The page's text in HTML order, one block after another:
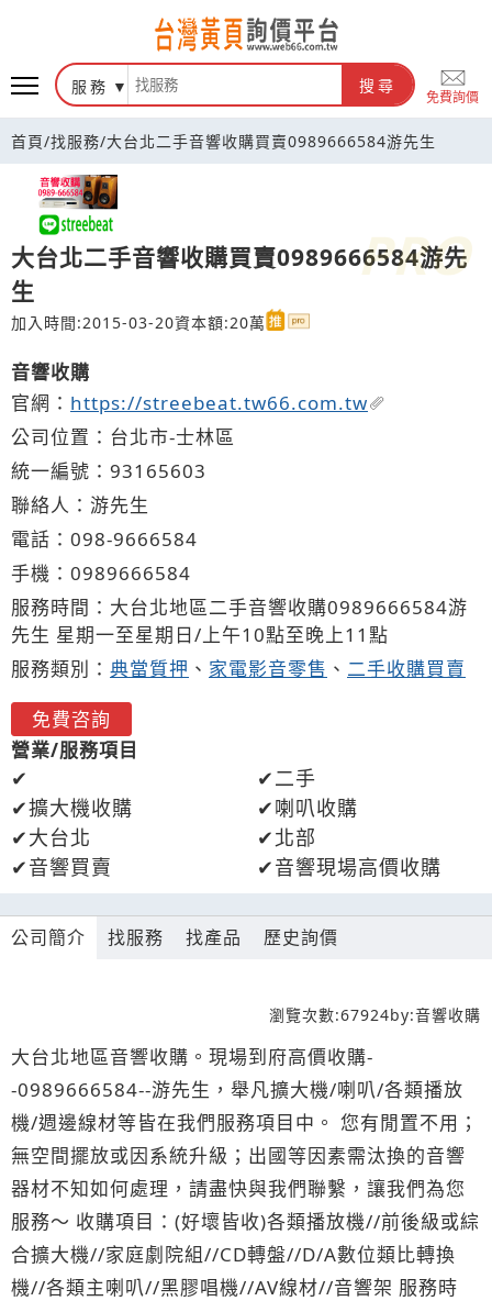
台灣黃頁詢價平台
服務 搜尋
免費詢價
首頁/找服務/大台北二手音響收購買賣0989666584游先生
大台北二手音響收購買賣0989666584游先
生
加入時間:2015-03-20資本額:20萬
音響收購
官網： https://streebeat.tw66.com.tw
公司位置：台北市-士林區
統一編號：93165603
聯絡人：游先生
電話： 098-9666584
手機： 0989666584
服務時間：大台北地區二手音響收購0989666584游
先生 星期一至星期日/上午10點至晚上11點
服務類別： 典當質押 、 家電影音零售 、 二手收購買賣
免費咨詢
營業/服務項目
二手
擴大機收購
喇叭收購
大台北
北部
音響買賣
音響現場高價收購
公司簡介 找服務 找產品 歷史詢價
瀏覽次數:67924by:音響收購
大台北地區音響收購。現場到府高價收購-
-0989666584--游先生，舉凡擴大機/喇叭/各類播放
機/週邊線材等皆在我們服務項目中。 您有閒置不用；
無空間擺放或因系統升級；出國等因素需汰換的音響
器材不知如何處理，請盡快與我們聯繫，讓我們為您
服務～ 收購項目：(好壞皆收)各類播放機//前後級或綜
合擴大機//家庭劇院組//CD轉盤//D/A數位類比轉換
機//各類主喇叭//黑膠唱機//AV線材//音響架 服務時